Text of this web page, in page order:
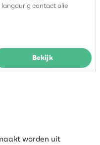
langdurig contact olie
Bekijk
worden uit